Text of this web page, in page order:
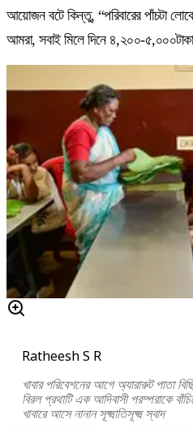
আয়োজন বটে কিন্তু, “পরিবারের পাঁচটা
আমরা, সবাই মিলে দিনে ৪,২০০-
Ratheesh S R
খাবার পরিবেশনের আগে অ্যারারুট পাতা
বিরল প্রথাটি এক আদিবাসী পরম্পরাকে
খাবারে আসে নানান সূক্ষ্মাতিসূক্ষ্ম স্বাদ